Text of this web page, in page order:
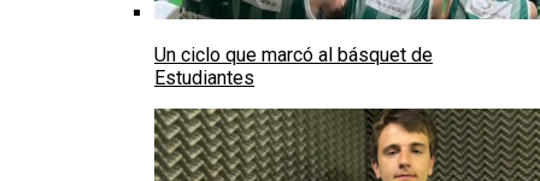
Un ciclo que marcó al básquet de
Estudiantes